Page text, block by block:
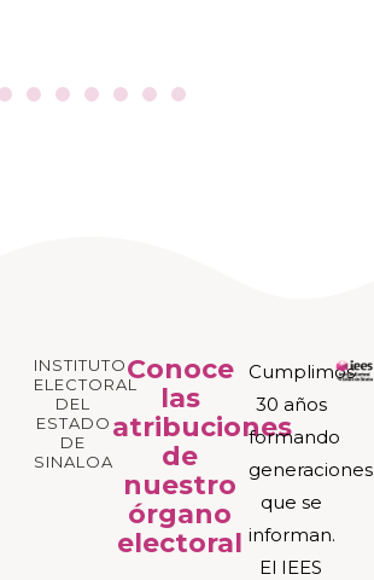
INSTITUTO
ELECTORAL
DEL
ESTADO
DE
SINALOA
Conoce
las
atribuciones
de
nuestro
órgano
electoral
Cumplimos
30 años
formando
generaciones
que se
informan.
El IEES